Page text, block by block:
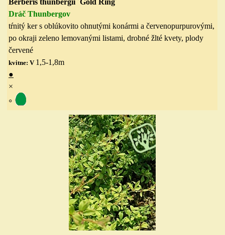
Berberis thunbergii ´Gold Ring´
Dráč Thunbergov
tŕnitý ker s oblúkovito ohnutými konármi a červenopurpurovými,
po okraji zeleno lemovanými listami, drobné žlté kvety, plody
červené
kvitne: V 1,5-1,8m
●
×
◦